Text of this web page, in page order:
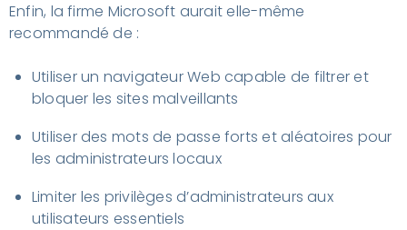
Enfin, la firme Microsoft aurait elle-même
recommandé de :
Utiliser un navigateur Web capable de filtrer et
bloquer les sites malveillants
Utiliser des mots de passe forts et aléatoires pour
les administrateurs locaux
Limiter les privilèges d’administrateurs aux
utilisateurs essentiels